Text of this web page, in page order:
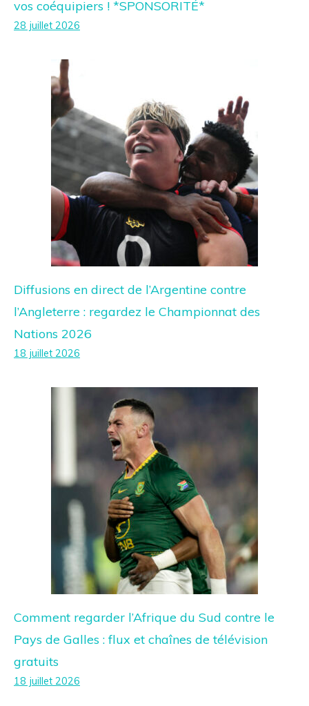
vos coéquipiers ! *SPONSORITÉ*
28 juillet 2026
Diffusions en direct de l’Argentine contre
l’Angleterre : regardez le Championnat des
Nations 2026
18 juillet 2026
Comment regarder l’Afrique du Sud contre le
Pays de Galles : flux et chaînes de télévision
gratuits
18 juillet 2026